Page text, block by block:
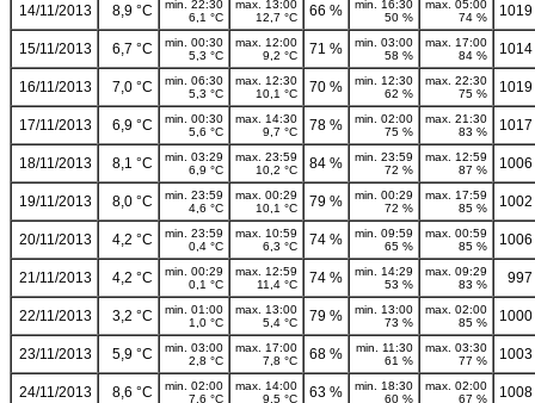
14/11/2013 8,9 °C
min. 22:30
6,1 °C
max. 13:00
12,7 °C
66 %
min. 16:30
50 %
max. 05:00
74 %
15/11/2013 6,7 °C
min. 00:30
5,3 °C
max. 12:00
9,2 °C
71 %
min. 03:00
58 %
max. 17:00
84 %
16/11/2013 7,0 °C
min. 06:30
5,3 °C
max. 12:30
10,1 °C
70 %
min. 12:30
62 %
max. 22:30
75 %
17/11/2013 6,9 °C
min. 00:30
5,6 °C
max. 14:30
9,7 °C
78 %
min. 02:00
75 %
max. 21:30
83 %
18/11/2013 8,1 °C
min. 03:29
6,9 °C
max. 23:59
10,2 °C
84 %
min. 23:59
72 %
max. 12:59
87 %
19/11/2013 8,0 °C
min. 23:59
4,6 °C
max. 00:29
10,1 °C
79 %
min. 00:29
72 %
max. 17:59
85 %
20/11/2013 4,2 °C
min. 23:59
0,4 °C
max. 10:59
6,3 °C
74 %
min. 09:59
65 %
max. 00:59
85 %
21/11/2013 4,2 °C
min. 00:29
0,1 °C
max. 12:59
11,4 °C
74 %
min. 14:29
53 %
max. 09:29
83 %
997
22/11/2013 3,2 °C
min. 01:00
1,0 °C
max. 13:00
5,4 °C
79 %
min. 13:00
73 %
max. 02:00
85 %
23/11/2013 5,9 °C
min. 03:00
2,8 °C
max. 17:00
7,8 °C
68 %
min. 11:30
61 %
max. 03:30
77 %
24/11/2013 8,6 °C
min. 02:00
7,6 °C
max. 14:00
9,5 °C
63 %
min. 18:30
60 %
max. 02:00
67 %